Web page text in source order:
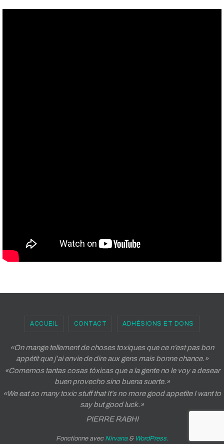
ACCUEIL CONTACT ADHÉSIONS ET DONS
«On mange tellement de choses toxiques que ce n’est pas bon
appétit que j’ai envie de dire aux gens mais bonne chance.»
«Comemos tantas cosas tóxicas que a la gente no le voy a desear
buen provecho sino buena suerte.»
«We eat so many toxic stuff that It’s no more good appetite I want to
say but good luck.»
PIERRE RABHI
Fonctionne avec Nirvana& WordPress.